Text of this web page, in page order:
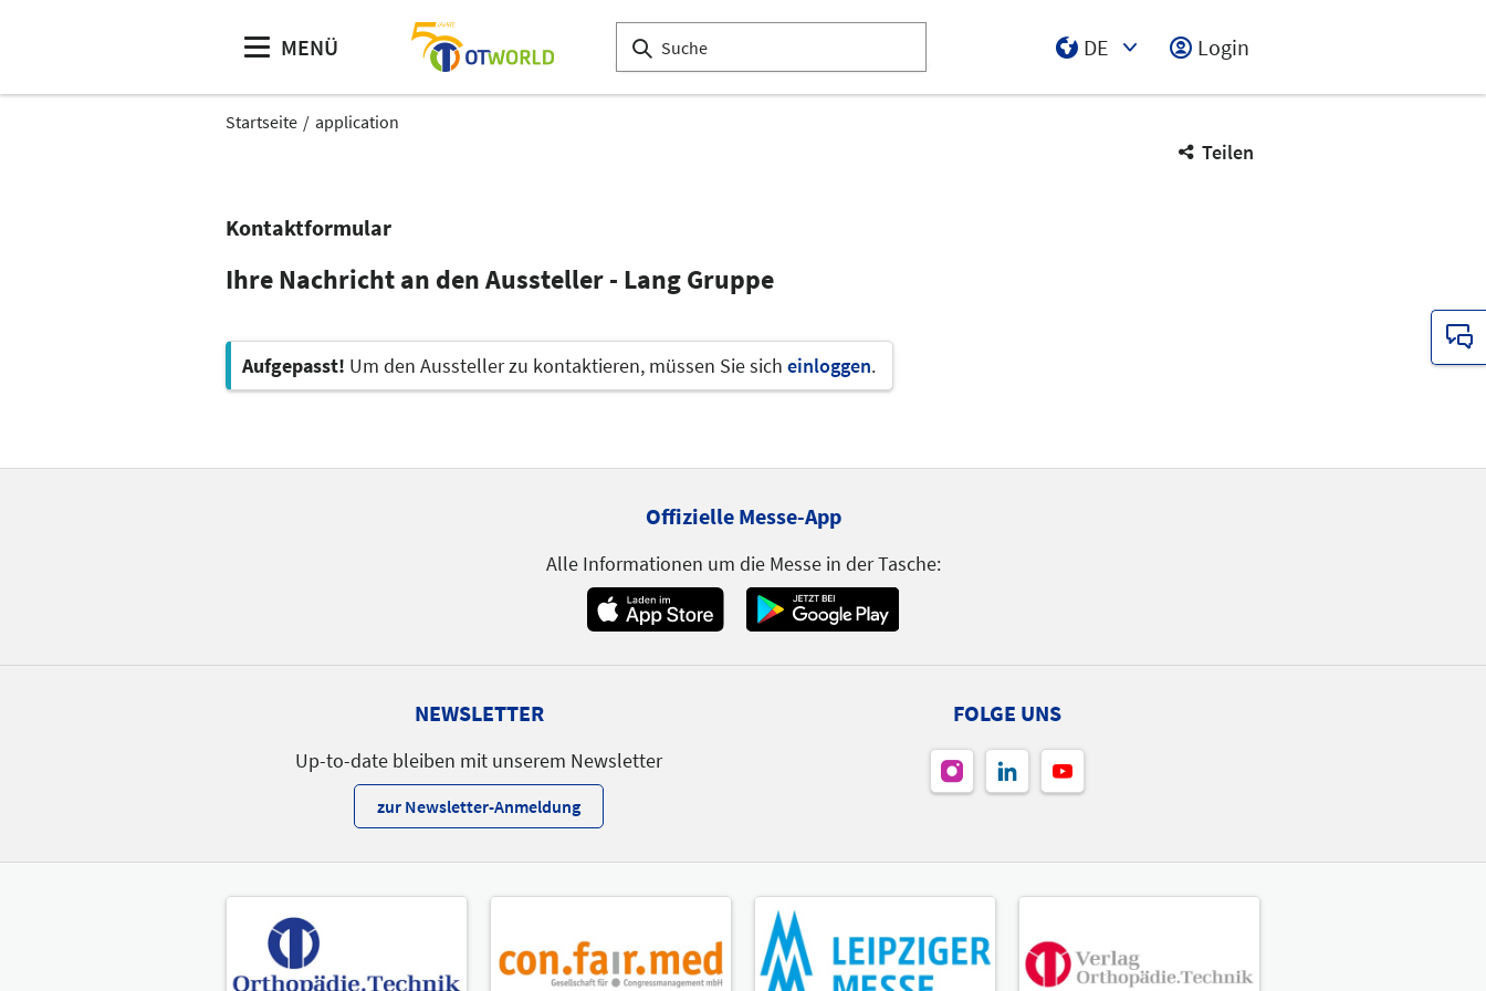
MENÜ
DE
Login
Startseite application
Teilen
Kontaktformular
Ihre Nachricht an den Aussteller - Lang Gruppe
Aufgepasst! Um den Aussteller zu kontaktieren, müssen Sie sich einloggen.
Offizielle Messe-App
Alle Informationen um die Messe in der Tasche:
NEWSLETTER
Up-to-date bleiben mit unserem Newsletter
zur Newsletter-Anmeldung
FOLGE UNS